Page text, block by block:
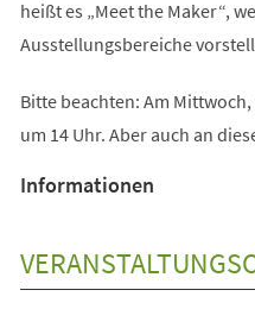
heißt es „Meet the Maker“,
Ausstellungsbereiche
Bitte beachten: Am
um 14 Uhr. Aber auch an
Informationen